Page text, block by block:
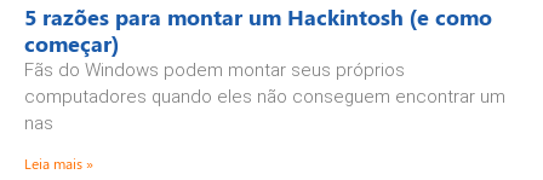
5 razões para montar um Hackintosh (e como
começar)
Fãs do Windows podem montar seus próprios
computadores quando eles não conseguem encontrar um
nas
Leia mais »